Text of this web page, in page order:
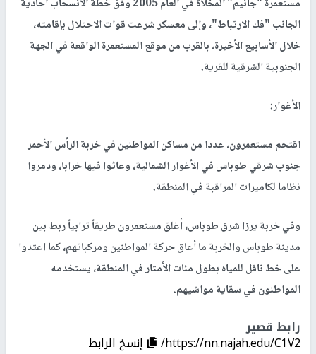
مستعمرة "جانيم" المخلاة في العام 2005 وفق خطة الانسحاب أحادية
الجانب "فك الارتباط"، وإلى معسكر شرعت قوات الاحتلال بإقامته،
خلال الأسابيع الأخيرة، بالقرب من موقع المستعمرة الواقعة في الجهة
الجنوبية الشرقية للقرية.
الأغوار:
اقتحم مستعمرون، عددا من مساكن المواطنين في خربة الرأس الأحمر
جنوب شرقي طوباس في الأغوار الشمالية، وعاثوا فيها خرابا، ودمروا
نظاما لكاميرات المراقبة في المنطقة.
وفي خربة يرزا شرق طوباس، أغلق مستعمرون طريقاً ترابياً ربط بين
مدينة طوباس والخربة ما أعاق حركة المواطنين ومركباتهم، كما اعتدوا
على خط ناقل للمياه بطول مئات الأمتار في المنطقة، يستخدمه
المواطنون في سقاية مواشيهم.
رابط قصير
https://nn.najah.edu/C1V2/ إنسخ الرابط